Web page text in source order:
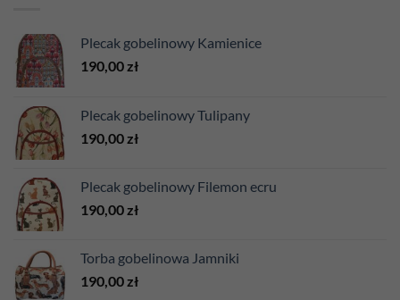
Plecak gobelinowy Kamienice
190,00 zł
Plecak gobelinowy Tulipany
190,00 zł
Plecak gobelinowy Filemon ecru
190,00 zł
Torba gobelinowa Jamniki
190,00 zł